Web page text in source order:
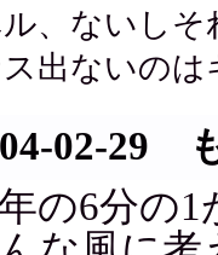
、ないしそ
出ないの
02-29
の6分の